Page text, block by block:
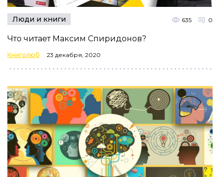
Люди и книги 635 0
Что читает Максим Спиридонов?
Книголюб 23 декабря, 2020